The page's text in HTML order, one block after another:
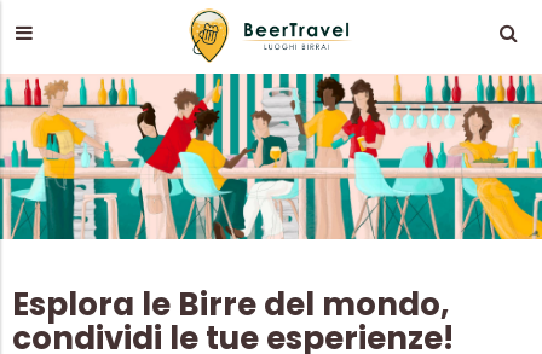
Esplora le Birre del mondo,
condividi le tue esperienze!